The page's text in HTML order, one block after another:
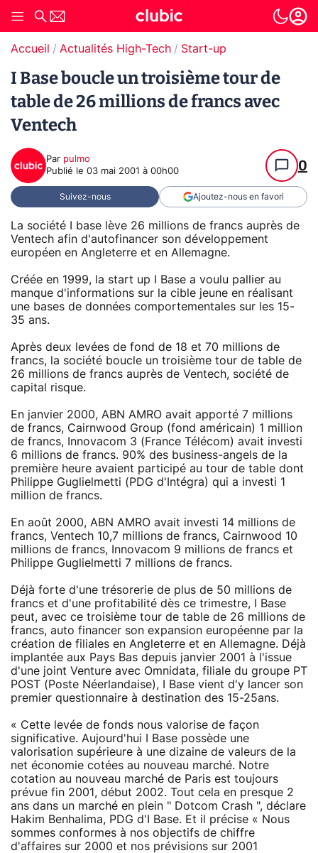
Accueil Actualités High-Tech Start-up
I Base boucle un troisième tour de
table de 26 millions de francs avec
Ventech
Par pulmo
Publié le 03 mai 2001 à 00h00 0
Suivez-nous Ajoutez-nous en favori
La société I base lève 26 millions de francs auprès de
Ventech afin d'autofinancer son développement
européen en Angleterre et en Allemagne.
Créée en 1999, la start up I Base a voulu pallier au
manque d'informations sur la cible jeune en réalisant
une bases de données comportementales sur les 15-
35 ans.
Après deux levées de fond de 18 et 70 millions de
francs, la société boucle un troisième tour de table de
26 millions de francs auprès de Ventech, société de
capital risque.
En janvier 2000, ABN AMRO avait apporté 7 millions
de francs, Cairnwood Group (fond américain) 1 million
de francs, Innovacom 3 (France Télécom) avait investi
6 millions de francs. 90% des business-angels de la
première heure avaient participé au tour de table dont
Philippe Guglielmetti (PDG d'Intégra) qui a investi 1
million de francs.
En août 2000, ABN AMRO avait investi 14 millions de
francs, Ventech 10,7 millions de francs, Cairnwood 10
millions de francs, Innovacom 9 millions de francs et
Philippe Guglielmetti 7 millions de francs.
Déjà forte d'une trésorerie de plus de 50 millions de
francs et d'une profitabilité dès ce trimestre, I Base
peut, avec ce troisième tour de table de 26 millions de
francs, auto financer son expansion européenne par la
création de filiales en Angleterre et en Allemagne. Déjà
implantée aux Pays Bas depuis janvier 2001 à l'issue
d'une joint Venture avec Omnidata, filiale du groupe PT
POST (Poste Néerlandaise), I Base vient d'y lancer son
premier questionnaire à destination des 15-25ans.
« Cette levée de fonds nous valorise de façon
significative. Aujourd'hui I Base possède une
valorisation supérieure à une dizaine de valeurs de la
net économie cotées au nouveau marché. Notre
cotation au nouveau marché de Paris est toujours
prévue fin 2001, début 2002. Tout cela en presque 2
ans dans un marché en plein " Dotcom Crash ", déclare
Hakim Benhalima, PDG d'I Base. Et il précise « Nous
sommes conformes à nos objectifs de chiffre
d'affaires sur 2000 et nos prévisions sur 2001